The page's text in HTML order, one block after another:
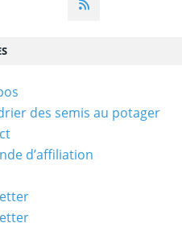
des semis au potager
d’affiliation